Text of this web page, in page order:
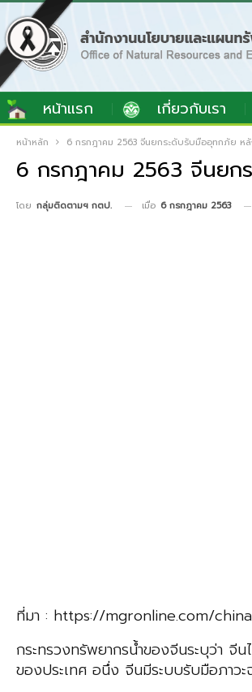
หน้าแรก เกี่ยวกับเรา
หน้าหลัก 6 กรกฎาคม 2563 จีนยกระดับรับมืออุทกภัย หลั
6 กรกฎาคม 2563 จีนยก
โดย กลุ่มติดตามฯ กตป. เมื่อ 6 กรกฎาคม 2563
ที่มา : https://mgronline.com/
กระทรวงทรัพยากรน้ำของจีนระบุว่า
ของประเทศ อนึ่ง จีนมีระบบรับมือภาว